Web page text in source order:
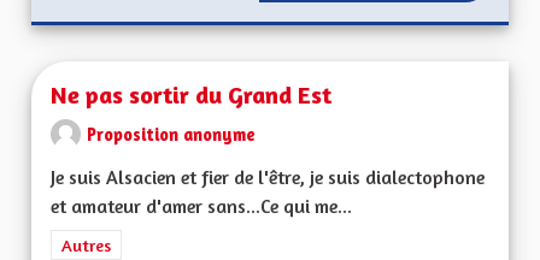
Ne pas sortir du Grand Est
Proposition anonyme
Je suis Alsacien et fier de l'être, je suis dialectophone
et amateur d'amer sans...Ce qui me...
Filtrer les résultats de la catégorie : Autres
Autres